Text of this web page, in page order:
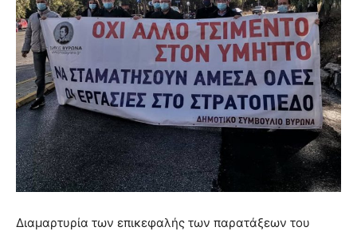
lyons
teaches
you
the
meaning
of
pain.
pornhun
hd
porn
Διαμαρτυρία των επικεφαλής των παρατάξεων του